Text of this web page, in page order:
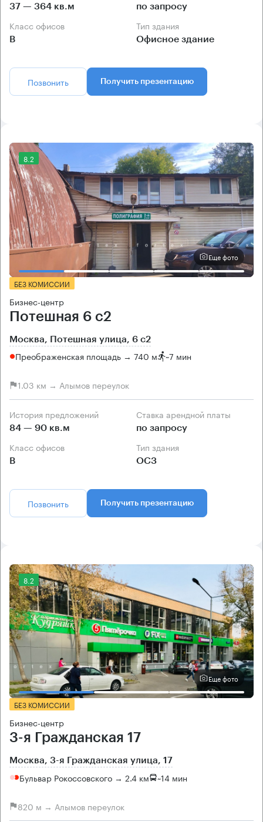
37 — 364 кв.м по запросу
Класс офисов
B
Тип здания
Офисное здание
Позвонить Получить презентацию
8.2
Еще фото
БЕЗ КОМИССИИ
Бизнес-центр
Потешная 6 с2
Москва, Потешная улица, 6 с2
Преображенская площадь → 740 м ~7 мин
1.03 км → Алымов переулок
История предложений
84 — 90 кв.м
Ставка арендной платы
по запросу
Класс офисов
B
Тип здания
ОСЗ
Позвонить Получить презентацию
8.2
Еще фото
БЕЗ КОМИССИИ
Бизнес-центр
3-я Гражданская 17
Москва, 3-я Гражданская улица, 17
Бульвар Рокоссовского → 2.4 км ~14 мин
820 м → Алымов переулок